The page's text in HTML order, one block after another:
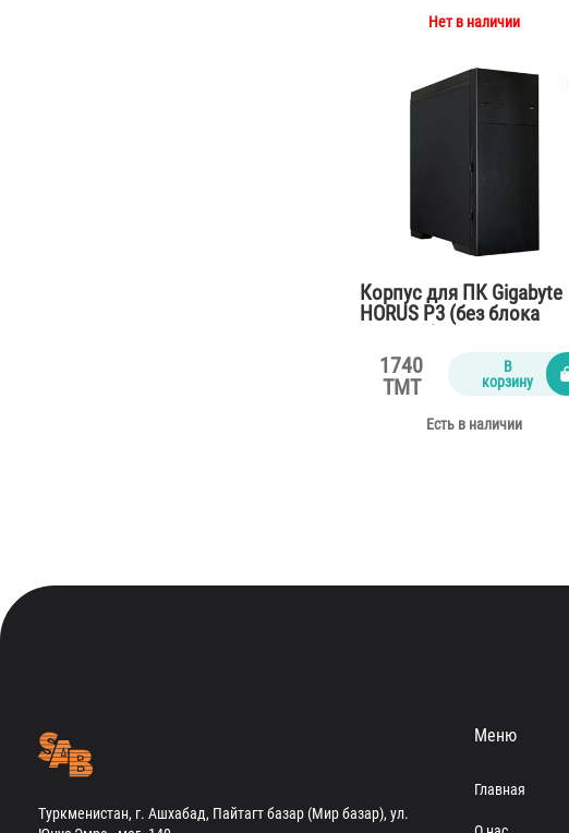
Нет в наличии
Корпус для ПК Gigabyte
HORUS P3 (без блока
1740
TMT
В
корзину
Есть в наличии
Туркменистан, г. Ашхабад, Пайтагт базар (Мир базар), ул.
Меню
Главная